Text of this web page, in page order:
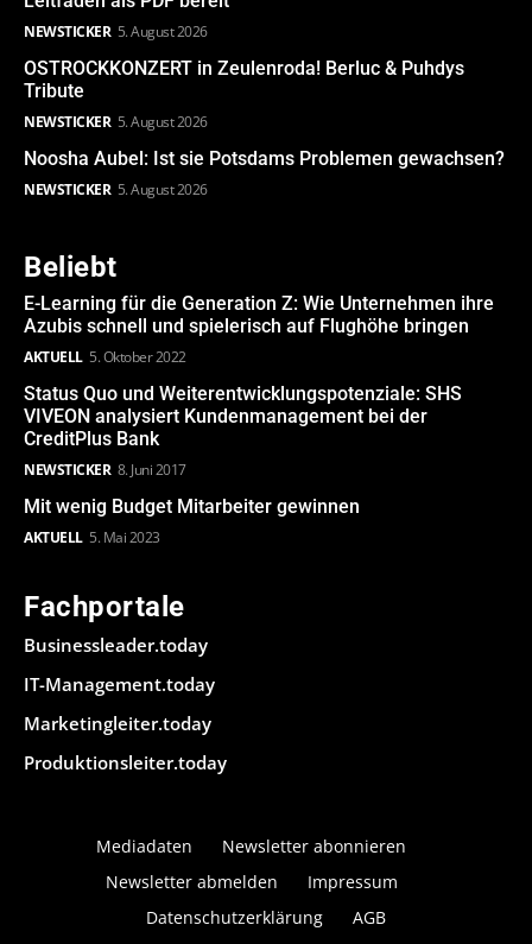
NEWSTICKER 5. August 2026
OSTROCKKONZERT in Zeulenroda! Berluc & Puhdys
Tribute
NEWSTICKER 5. August 2026
Noosha Aubel: Ist sie Potsdams Problemen gewachsen?
NEWSTICKER 5. August 2026
Beliebt
E-Learning für die Generation Z: Wie Unternehmen ihre
Azubis schnell und spielerisch auf Flughöhe bringen
AKTUELL 5. Oktober 2022
Status Quo und Weiterentwicklungspotenziale: SHS
VIVEON analysiert Kundenmanagement bei der
CreditPlus Bank
NEWSTICKER 8. Juni 2017
Mit wenig Budget Mitarbeiter gewinnen
AKTUELL 5. Mai 2023
Fachportale
Businessleader.today
IT-Management.today
Marketingleiter.today
Produktionsleiter.today
Mediadaten
Newsletter abonnieren
Newsletter abmelden
Impressum
Datenschutzerklärung
AGB